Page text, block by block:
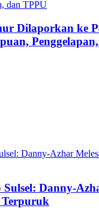
Dilaporkan ke
Danny-